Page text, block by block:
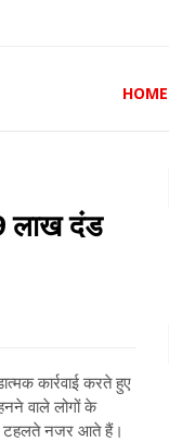
HOME
लाख दंड
कार्रवाई करते हुए
वाले लोगों के
टहलते नजर आते हैं।